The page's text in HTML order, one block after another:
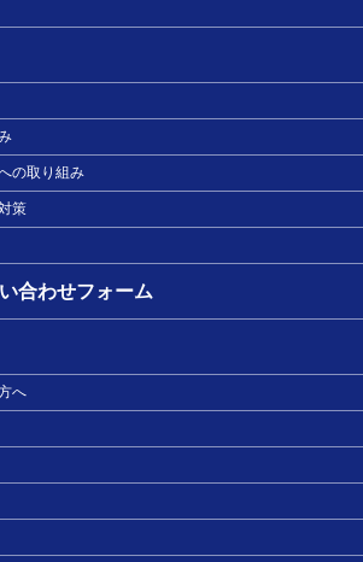
の取り組み
策
合わせフォーム
へ